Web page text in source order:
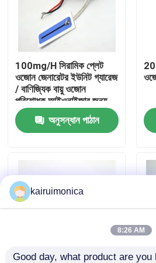
ভিআর শো
আমাদের সম্পর্কে
কারখানা ভ্রমণ
যোগাযোগ করুন
উদ্ধৃতির জন্য আবেদন
100mg/H সিরামিক প্লেট
ওজোন জেনারেটর ইউনিট গ্যারেজ
/ বাণিজ্যিক বায়ু ওজোন
পরিশোধক আইওনাইজার জন্য
অনুসন্ধান পাঠান
kairuimonica
8:26 AM
Good day, what product are you